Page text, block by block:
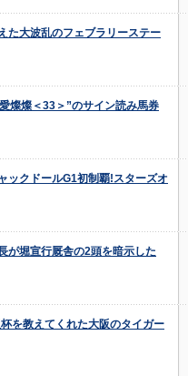
た大波乱のフェブラリーステー
燦燦＜33＞”のサイン読み馬券
ックドールG1初制覇!スターズオ
が堀宣行厩舎の2頭を暗示した
を教えてくれた大阪のタイガー